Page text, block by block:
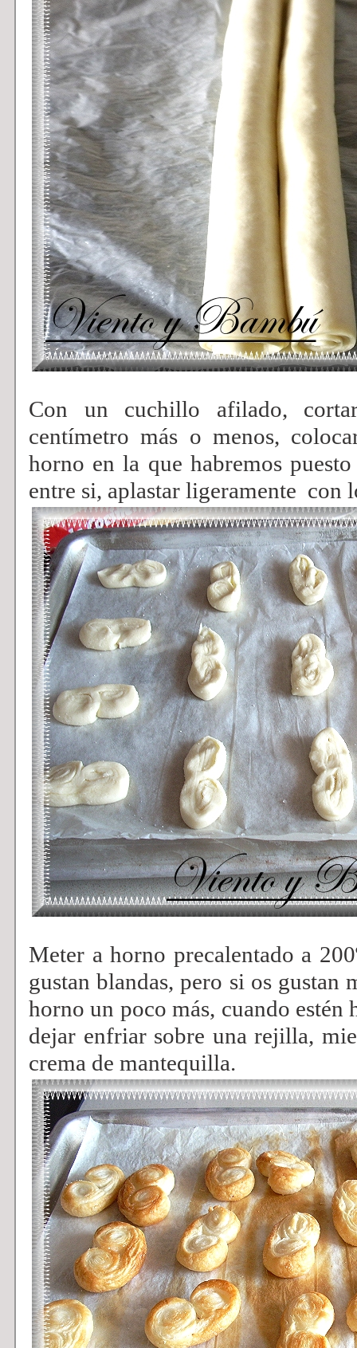
Con un cuchillo afilado,
centímetro más o menos,
horno en la que habremos
entre si, aplastar ligeramente con
Meter a horno precalentado a
gustan blandas, pero si os gustan
horno un poco más, cuando estén
dejar enfriar sobre una rejilla,
crema de mantequilla.